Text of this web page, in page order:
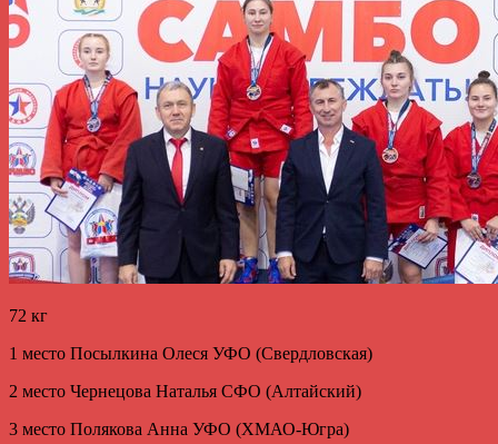
72 кг
1 место Посылкина Олеся УФО (Свердловская)
2 место Чернецова Наталья СФО (Алтайский)
3 место Полякова Анна УФО (ХМАО-Югра)